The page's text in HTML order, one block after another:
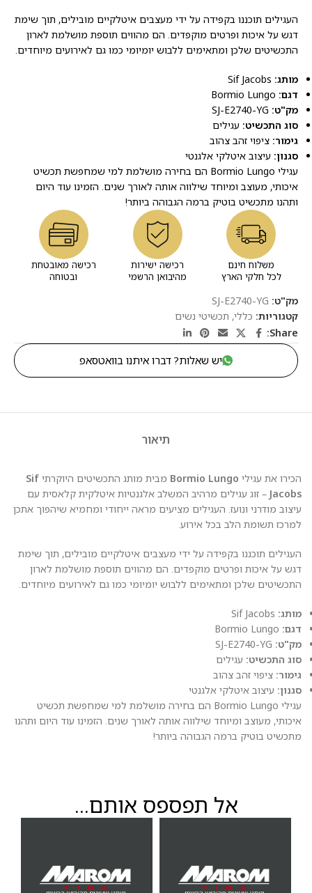
העגילים תוכננו בקפידה על ידי מעצבים איטלקיים מובילים, תוך שימת
דגש על איכות ופרטים מוקפדים. הם מהווים תוספת מושלמת לארון
התכשיטים שלכן ומתאימים ללבוש יומיומי כמו גם לאירועים מיוחדים.
מותג:
דגם:
מק"ט:
סוג התכשיט: עגילים
גימור: ציפוי זהב צהוב
סגנון: עיצוב איטלקי אלגנטי
עגילי Bormio Lungo הם בחירה מושלמת למי שמחפשת תכשיט
איכותי, מעוצב ומיוחד שילווה אותה לאורך שנים. הזמינו עוד היום
ותהנו מתכשיט בוטיק ברמה הגבוהה ביותר!
משלוח חינם
לכל חלקי הארץ
רכישה ישירות
מהיבואן הרשמי
רכישה מאובטחת
ובטוחה
מק"ט: SJ-E2740-YG
קטגוריות: כללי, תכשיטי נשים
Share:
יש שאלות? דברו איתנו בוואטסאפ
תיאור
הכירו את עגילי Bormio Lungo מבית מותג התכשיטים היוקרתי Sif
Jacobs – זוג עגילים מרהיב המשלב אלגנטיות איטלקית קלאסית עם
עיצוב מודרני ונועז. העגילים מציעים מראה ייחודי ומחמיא שיהפוך אתכן
למרכז תשומת הלב בכל אירוע.
העגילים תוכננו בקפידה על ידי מעצבים איטלקיים מובילים, תוך שימת
דגש על איכות ופרטים מוקפדים. הם מהווים תוספת מושלמת לארון
התכשיטים שלכן ומתאימים ללבוש יומיומי כמו גם לאירועים מיוחדים.
מותג:
דגם:
מק"ט:
סוג התכשיט: עגילים
גימור: ציפוי זהב צהוב
סגנון: עיצוב איטלקי אלגנטי
עגילי Bormio Lungo הם בחירה מושלמת למי שמחפשת תכשיט
איכותי, מעוצב ומיוחד שילווה אותה לאורך שנים. הזמינו עוד היום ותהנו
מתכשיט בוטיק ברמה הגבוהה ביותר!
אל תפספס אותם...